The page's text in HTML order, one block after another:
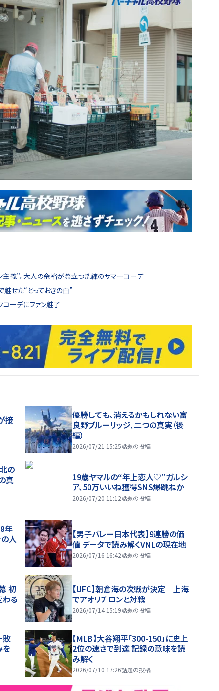
主義”。大人の余裕が際立つ洗練のサマーコーデ
魅せた“とっておきの白”
コーデにファン魅了
接
優勝しても、消えるかもしれない――富
良野ブルーリッジ、二つの真実（後
編）
2026/07/21 15:25話題の投稿
の
真
19歳ヤマルの“年上恋人♡”ガルシ
ア、50万いいね獲得SNS爆跳ねか
2026/07/20 11:12話題の投稿
年
人
【男子バレー日本代表】9連勝の価
値 データで読み解くVNLの現在地
2026/07/16 16:42話題の投稿
初
わる
【UFC】朝倉海の次戦が決定 上海
でアオリチロンと対戦
2026/07/14 15:19話題の投稿
敗
を
【MLB】大谷翔平「300-150」に史上
2位の速さで到達 記録の意味を読
み解く
2026/07/10 17:26話題の投稿